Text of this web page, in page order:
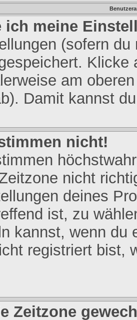
ich meine
(sofern
am
Damit kannst
nicht!
nicht
deines
ist, zu
kannst, wenn
registriert bist,
Zeitzone